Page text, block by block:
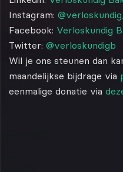
Instagram:
Facebook: Verloskundig
Twitter: @verloskundigb
Wil je ons steunen dan
maandelijkse bijdrage via
eenmalige donatie via